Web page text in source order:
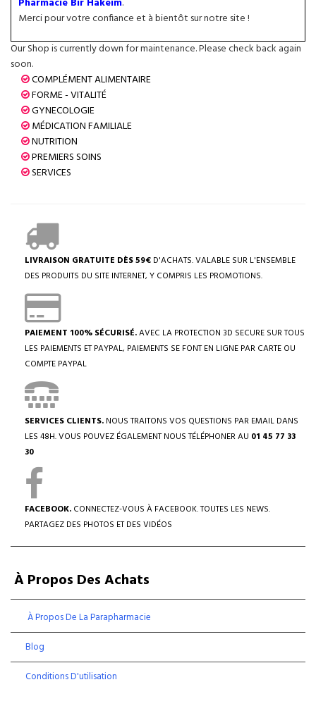
Merci pour votre confiance et à bientôt sur notre site !
Our Shop is currently down for maintenance. Please check back again
soon.
COMPLÉMENT ALIMENTAIRE
FORME - VITALITÉ
GYNECOLOGIE
MÉDICATION FAMILIALE
NUTRITION
PREMIERS SOINS
SERVICES
LIVRAISON GRATUITE DÈS 59€ D'ACHATS. VALABLE SUR L'ENSEMBLE
DES PRODUITS DU SITE INTERNET, Y COMPRIS LES PROMOTIONS.
PAIEMENT 100% SÉCURISÉ.AVEC LA PROTECTION 3D SECURE SUR TOUS
LES PAIEMENTS ET PAYPAL, PAIEMENTS SE FONT EN LIGNE PAR CARTE OU
COMPTE PAYPAL
SERVICES CLIENTS. NOUS TRAITONS VOS QUESTIONS PAR EMAIL DANS
LES 48H. VOUS POUVEZ ÉGALEMENT NOUS TÉLÉPHONER AU 01 45 77 33
30
FACEBOOK. CONNECTEZ-VOUS À FACEBOOK. TOUTES LES NEWS.
PARTAGEZ DES PHOTOS ET DES VIDÉOS
À Propos Des Achats
À Propos De La Parapharmacie
Blog
Conditions D'utilisation